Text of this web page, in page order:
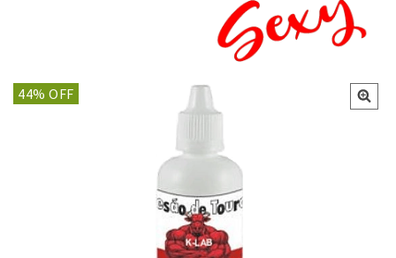
44% OFF